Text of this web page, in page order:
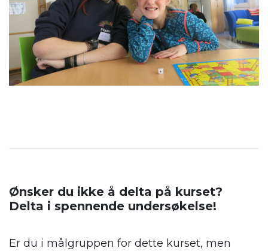
Ønsker du ikke å delta på kurset?
Delta i spennende undersøkelse!
Er du i målgruppen for dette kurset, men